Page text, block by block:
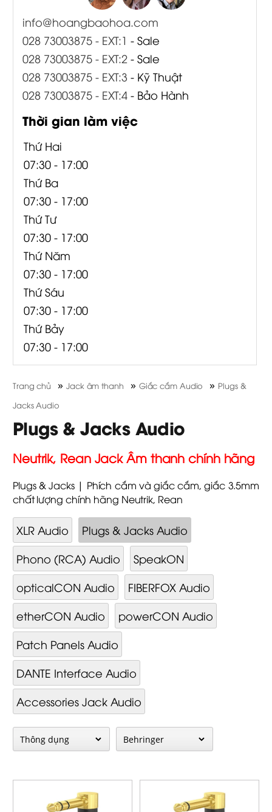
info@hoangbaohoa.com
028 73003875 - EXT:1 - Sale
028 73003875 - EXT:2- Sale
028 73003875 - EXT:3 - Kỹ Thuật
028 73003875 - EXT:4- Bảo Hành
Thời gian làm việc
Thứ Hai
07:30 - 17:00
Thứ Ba
07:30 - 17:00
Thứ Tư
07:30 - 17:00
Thứ Năm
07:30 - 17:00
Thứ Sáu
07:30 - 17:00
Thứ Bảy
07:30 - 17:00
Trang chủ »Jack âm thanh » Giắc cắm Audio » Plugs &
Jacks Audio
Plugs & Jacks Audio
Neutrik, Rean Jack Âm thanh chính hãng
Plugs & Jacks | Phích cắm và giắc cắm, giắc 3.5mm
chất lượng chính hãng Neutrik, Rean
XLR Audio
Plugs & Jacks Audio
Phono (RCA) Audio
SpeakON
opticalCON Audio
FIBERFOX Audio
etherCON Audio
powerCON Audio
Patch Panels Audio
DANTE Interface Audio
Accessories Jack Audio